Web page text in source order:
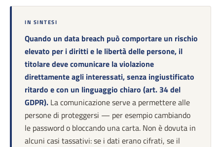
IN SINTESI
Quando un data breach può comportare un rischio
elevato per i diritti e le libertà delle persone, il
titolare deve comunicare la violazione
direttamente agli interessati, senza ingiustificato
ritardo e con un linguaggio chiaro (art. 34 del
GDPR). La comunicazione serve a permettere alle
persone di proteggersi — per esempio cambiando
le password o bloccando una carta. Non è dovuta in
alcuni casi tassativi: se i dati erano cifrati, se il